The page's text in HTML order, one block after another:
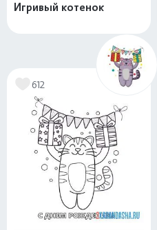
Игривый котенок
612